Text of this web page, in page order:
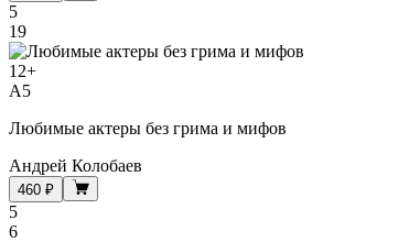
5
19
12+
A5
Любимые актеры без грима и мифов
Андрей Колобаев
460 ₽
5
6